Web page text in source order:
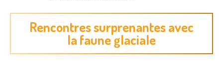
Rencontres surprenantes avec
la faune glaciale